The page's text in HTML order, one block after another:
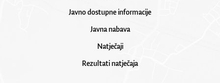
Javno dostupne informacije
Javna nabava
Natječaji
Rezultati natječaja